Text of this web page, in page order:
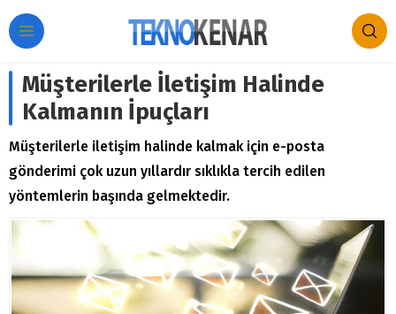
Müşterilerle İletişim Halinde
Kalmanın İpuçları
Müşterilerle iletişim halinde kalmak için e-posta
gönderimi çok uzun yıllardır sıklıkla tercih edilen
yöntemlerin başında gelmektedir.